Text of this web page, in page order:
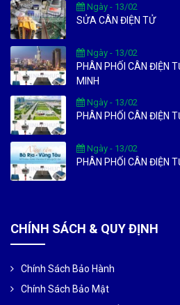
Ngày - 13/02
SỬA CÂN ĐIỆN TỬ
Ngày - 13/02
PHÂN PHỐI CÂN ĐIỆN
MINH
Ngày - 13/02
PHÂN PHỐI CÂN ĐIỆN
Ngày - 13/02
PHÂN PHỐI CÂN ĐIỆN
CHÍNH SÁCH & QUY ĐỊNH
Chính Sách Bảo Hành
Chính Sách Bảo Mật